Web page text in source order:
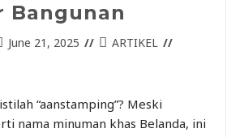
Bangunan
June 21, 2025
ARTIKEL
“aanstamping”? Meski
nama minuman khas Belanda, ini